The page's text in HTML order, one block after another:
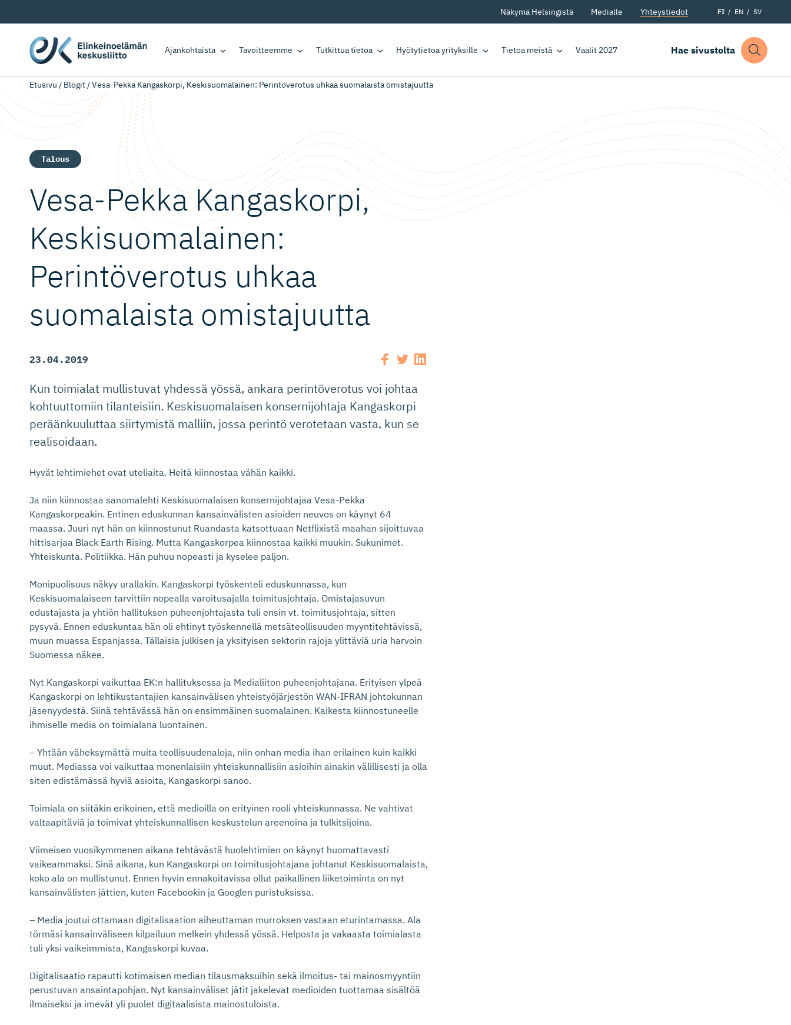
Näkymä Helsingistä Medialle Yhteystiedot FI EN SV
Ajankohtaista Tavoitteemme Tutkittua tietoa Hyötytietoa yrityksille Tietoa meistä Vaalit 2027 Hae sivustolta
Etusivu / Blogit/Vesa-Pekka Kangaskorpi, Keskisuomalainen: Perintöverotus uhkaa suomalaista omistajuutta
Talous
Vesa-Pekka Kangaskorpi,
Keskisuoma­lainen:
Perintöverotus uhkaa
suomalaista omistajuutta
23.04.2019
Kun toimialat mullistuvat yhdessä yössä, ankara perintöverotus voi johtaa
kohtuuttomiin tilanteisiin. Keskisuomalaisen konsernijohtaja Kangaskorpi
peräänkuuluttaa siirtymistä malliin, jossa perintö verotetaan vasta, kun se
realisoidaan.
Hyvät lehtimiehet ovat uteliaita. Heitä kiinnostaa vähän kaikki.
Ja niin kiinnostaa sanomalehti Keskisuomalaisen konsernijohtajaa Vesa-Pekka
Kangaskorpeakin. Entinen eduskunnan kansainvälisten asioiden neuvos on käynyt 64
maassa. Juuri nyt hän on kiinnostunut Ruandasta katsottuaan Netflixistä maahan sijoittuvaa
hittisarjaa Black Earth Rising. Mutta Kangaskorpea kiinnostaa kaikki muukin. Sukunimet.
Yhteiskunta. Politiikka. Hän puhuu nopeasti ja kyselee paljon.
Monipuolisuus näkyy urallakin. Kangaskorpi työskenteli eduskunnassa, kun
Keskisuomalaiseen tarvittiin nopealla varoitusajalla toimitusjohtaja. Omistajasuvun
edustajasta ja yhtiön hallituksen puheenjohtajasta tuli ensin vt. toimitusjohtaja, sitten
pysyvä. Ennen eduskuntaa hän oli ehtinyt työskennellä metsäteollisuuden myyntitehtävissä,
muun muassa Espanjassa. Tällaisia julkisen ja yksityisen sektorin rajoja ylittäviä uria harvoin
Suomessa näkee.
Nyt Kangaskorpi vaikuttaa EK:n hallituksessa ja Medialiiton puheenjohtajana. Erityisen ylpeä
Kangaskorpi on lehtikustantajien kansainvälisen yhteistyöjärjestön WAN-IFRAN johtokunnan
jäsenyydestä. Siinä tehtävässä hän on ensimmäinen suomalainen. Kaikesta kiinnostuneelle
ihmiselle media on toimialana luontainen.
– Yhtään väheksymättä muita teollisuudenaloja, niin onhan media ihan erilainen kuin kaikki
muut. Mediassa voi vaikuttaa monenlaisiin yhteiskunnallisiin asioihin ainakin välillisesti ja olla
siten edistämässä hyviä asioita, Kangaskorpi sanoo.
Toimiala on siitäkin erikoinen, että medioilla on erityinen rooli yhteiskunnassa. Ne vahtivat
valtaapitäviä ja toimivat yhteiskunnallisen keskustelun areenoina ja tulkitsijoina.
Viimeisen vuosikymmenen aikana tehtävästä huolehtimien on käynyt huomattavasti
vaikeammaksi. Sinä aikana, kun Kangaskorpi on toimitusjohtajana johtanut Keskisuomalaista,
koko ala on mullistunut. Ennen hyvin ennakoitavissa ollut paikallinen liiketoiminta on nyt
kansainvälisten jättien, kuten Facebookin ja Googlen puristuksissa.
– Media joutui ottamaan digitalisaation aiheuttaman murroksen vastaan eturintamassa. Ala
törmäsi kansainväliseen kilpailuun melkein yhdessä yössä. Helposta ja vakaasta toimialasta
tuli yksi vaikeimmista, Kangaskorpi kuvaa.
Digitalisaatio rapautti kotimaisen median tilausmaksuihin sekä ilmoitus- tai mainosmyyntiin
perustuvan ansaintapohjan. Nyt kansainväliset jätit jakelevat medioiden tuottamaa sisältöä
ilmaiseksi ja imevät yli puolet digitaalisista mainostuloista.